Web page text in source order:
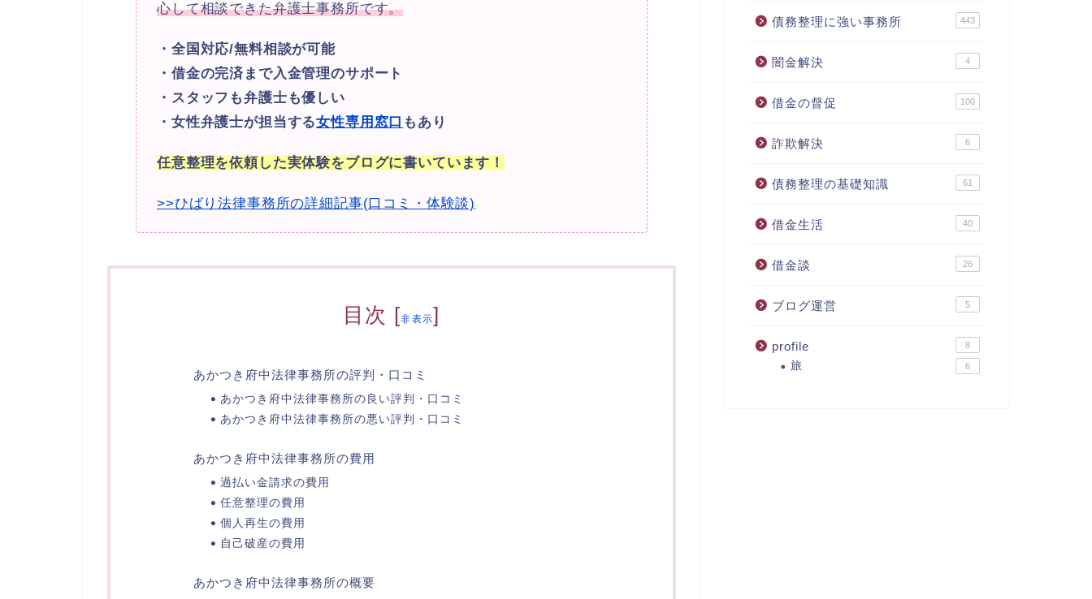
心して相談できた弁護士事務所です。
・全国対応/無料相談が可能
・借金の完済まで入金管理のサポート
・スタッフも弁護士も優しい
・女性弁護士が担当する女性専用窓口 もあり
任意整理を依頼した実体験をブログに書いています！
>>ひばり法律事務所の詳細記事(口コミ・体験談)
目次 [非表示]
あかつき府中法律事務所の評判・口コミ
あかつき府中法律事務所の良い評判・口コミ
あかつき府中法律事務所の悪い評判・口コミ
あかつき府中法律事務所の費用
過払い金請求の費用
任意整理の費用
個人再生の費用
自己破産の費用
あかつき府中法律事務所の概要
債務整理に強い事務所 443
闇金解決 4
借金の督促 100
詐欺解決 6
債務整理の基礎知識 61
借金生活 40
借金談 26
ブログ運営 5
profile 8
旅 6